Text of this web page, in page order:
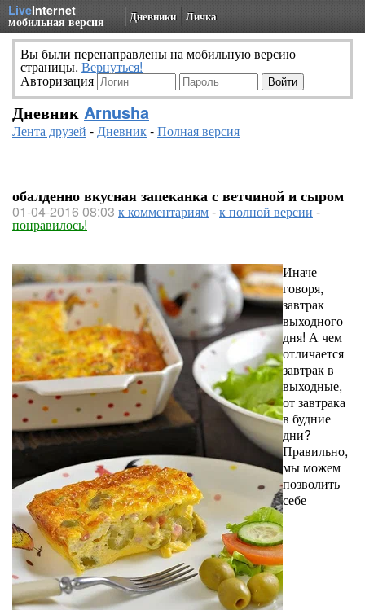
LiveInternet
мобильная версия Дневники Личка
Вы были перенаправлены на мобильную версию
страницы. Вернуться!
Авторизация
Дневник Arnusha
Лента друзей -Дневник-Полная версия
обалденно вкусная запеканка с ветчиной и сыром
01-04-2016 08:03 к комментариям-к полной версии -
понравилось!
Иначе
говоря,
завтрак
выходного
дня! А чем
отличается
завтрак в
выходные,
от завтрака
в будние
дни?
Правильно,
мы можем
позволить
себе